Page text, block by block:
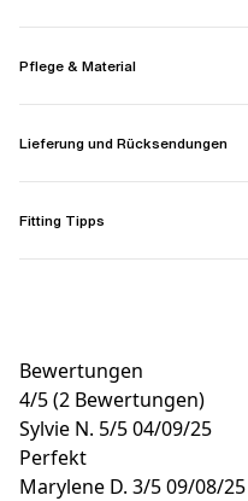
Pflege & Material
Lieferung und Rücksendungen
Fitting Tipps
Bewertungen
4/5(2 Bewertungen)
Sylvie N. 5/504/09/25
Perfekt
Marylene D. 3/509/08/25